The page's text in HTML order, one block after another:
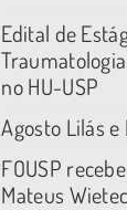
Edital de
no HU-USP
Agosto Lilás
FOUSP
Mateus